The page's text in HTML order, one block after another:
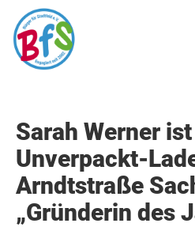
Sarah Werner
Unverpackt-
Arndtstraße
„Gründerin des